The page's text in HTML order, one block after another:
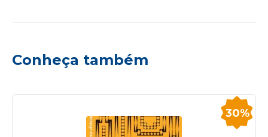
Conheça também
30%